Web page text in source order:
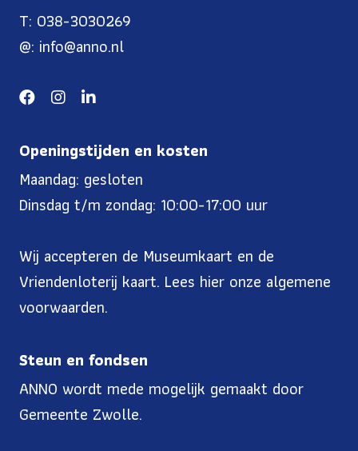
T: 038-3030269
@: info@anno.nl
Openingstijden en kosten
Maandag: gesloten
Dinsdag t/m zondag: 10:00-17:00 uur
Wij accepteren de Museumkaart en de
Vriendenloterij kaart. Lees hier onze algemene
voorwaarden.
Steun en fondsen
ANNO wordt mede mogelijk gemaakt door
Gemeente Zwolle.